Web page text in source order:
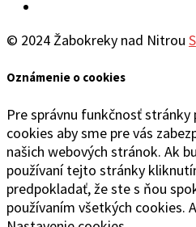
© 2024 Žabokreky nad Nitrou
Oznámenie o cookies
Pre správnu funkčnosť
cookies aby sme pre vás
našich webových stránok. Ak
používaní tejto stránky
predpokladať, že ste s ňou
používaním všetkých cookies.